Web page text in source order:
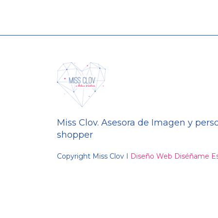
Miss Clov. Asesora de Imagen y
shopper
Copyright Miss Clov I Diseño Web Diséñame